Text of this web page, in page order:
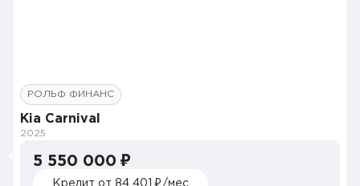
РОЛЬФ ФИНАНС
Kia Carnival
2025
5 550 000 ₽
Кредит от 84 401 ₽/мес